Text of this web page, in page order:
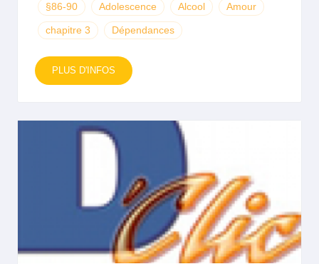
§86-90 Adolescence Alcool Amour
chapitre 3 Dépendances
PLUS D'INFOS